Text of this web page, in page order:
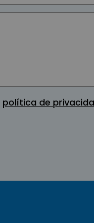
política de